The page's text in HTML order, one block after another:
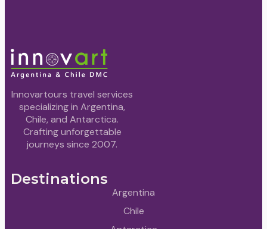
Innovartours travel services
specializing in Argentina,
Chile, and Antarctica.
Crafting unforgettable
journeys since 2007.
Destinations
Argentina
Chile